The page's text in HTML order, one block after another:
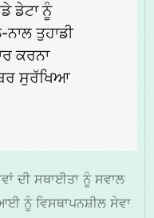
ਡੇਟਾ ਨੂੰ
ਤੁਹਾਡੀ
ਕਰਨਾ
ਸੁਰੱਖਿਆ
ਦੀ ਸਥਾਈਤਾ ਨੂੰ ਸਵਾਲ
ਨੂੰ ਵਿਸਥਾਪਨਸ਼ੀਲ ਸੇਵਾ